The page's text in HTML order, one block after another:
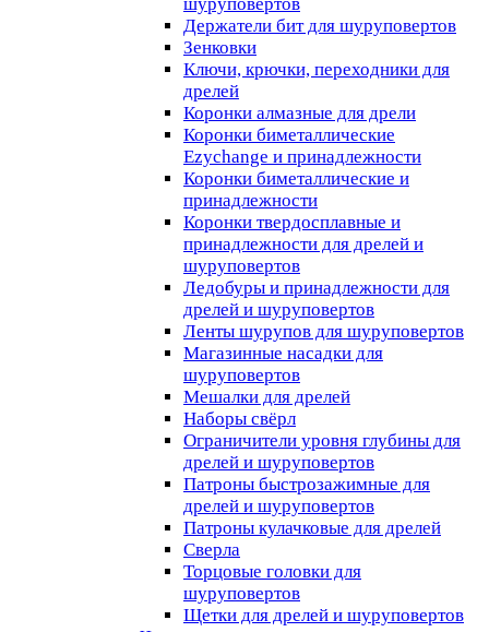
Держатели бит для шуруповертов
Зенковки
Ключи, крючки, переходники для
дрелей
Коронки алмазные для дрели
Коронки биметаллические
Ezychange и принадлежности
Коронки биметаллические и
принадлежности
Коронки твердосплавные и
принадлежности для дрелей и
шуруповертов
Ледобуры и принадлежности для
дрелей и шуруповертов
Ленты шурупов для шуруповертов
Магазинные насадки для
шуруповертов
Мешалки для дрелей
Наборы свёрл
Ограничители уровня глубины для
дрелей и шуруповертов
Патроны быстрозажимные для
дрелей и шуруповертов
Патроны кулачковые для дрелей
Сверла
Торцовые головки для
шуруповертов
Щетки для дрелей и шуруповертов